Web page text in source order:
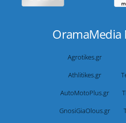
OramaMedia
Agrotikes.gr
Athlitikes.gr
AutoMotoPlus.gr
GnosiGiaOlous.gr